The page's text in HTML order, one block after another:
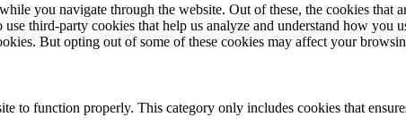
you navigate through the website. Out of these, the cookies that
third-party cookies that help us analyze and understand how
But opting out of some of these cookies may affect your
to function properly. This category only includes cookies that